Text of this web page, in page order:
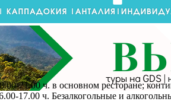
21.00 ч. в основном ресторане;
17.00 ч. Безалкогольные и